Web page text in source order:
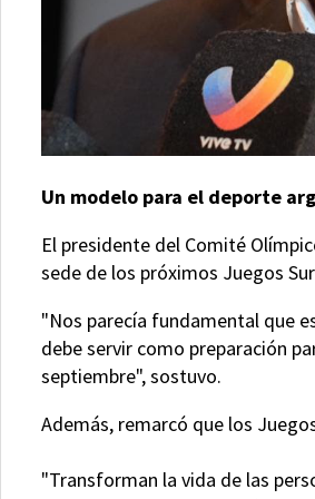
Un modelo para el deporte
El presidente del Comité
sede de los próximos Juegos
"Nos parecía fundamental que
debe servir como preparación
septiembre", sostuvo.
Además, remarcó que los
"Transforman la vida de las